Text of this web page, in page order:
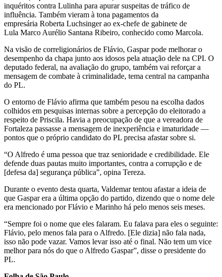
inquéritos contra Lulinha para apurar suspeitas de tráfico de
influência. Também vieram à tona pagamentos da
empresária Roberta Luchsinger ao ex-chefe de gabinete de
Lula Marco Aurélio Santana Ribeiro, conhecido como Marcola.
Na visão de correligionários de Flávio, Gaspar pode melhorar o
desempenho da chapa junto aos idosos pela atuação dele na CPI. O
deputado federal, na avaliação do grupo, também vai reforçar a
mensagem de combate à criminalidade, tema central na campanha
do PL.
O entorno de Flávio afirma que também pesou na escolha dados
colhidos em pesquisas internas sobre a percepção do eleitorado a
respeito de Priscila. Havia a preocupação de que a vereadora de
Fortaleza passasse a mensagem de inexperiência e imaturidade —
pontos que o próprio candidato do PL precisa afastar sobre si.
“O Alfredo é uma pessoa que traz senioridade e credibilidade. Ele
defende duas pautas muito importantes, contra a corrupção e de
[defesa da] segurança pública”, opina Tereza.
Durante o evento desta quarta, Valdemar tentou afastar a ideia de
que Gaspar era a última opção do partido, dizendo que o nome dele
era mencionado por Flávio e Marinho há pelo menos seis meses.
“Sempre foi o nome que eles falaram. Eu falava para eles o seguinte:
Flávio, pelo menos fala para o Alfredo. [Ele dizia] não fala nada,
isso não pode vazar. Vamos levar isso até o final. Não tem um vice
melhor para nós do que o Alfredo Gaspar”, disse o presidente do
PL.